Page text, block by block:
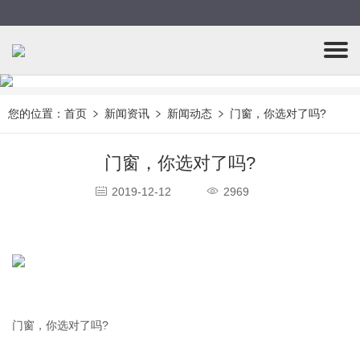
您的位置： 首页 新闻资讯 新闻动态 门窗，你选对了吗?
门窗，你选对了吗?
2019-12-12 2969
门窗，你选对了吗?